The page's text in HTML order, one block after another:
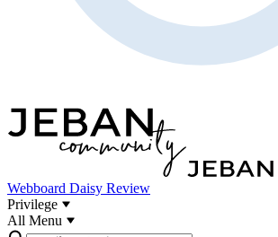
Webboard Daisy Review
Privilege
All Menu